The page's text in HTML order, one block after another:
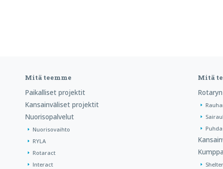
Mitä teemme
Paikalliset projektit
Kansainväliset projektit
Nuorisopalvelut
Nuorisovaihto
RYLA
Rotaract
Interact
Mitä